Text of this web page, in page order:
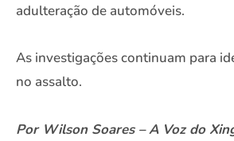
adulteração de automóveis.
As investigações continuam para
no assalto.
Por Wilson Soares – A Voz do